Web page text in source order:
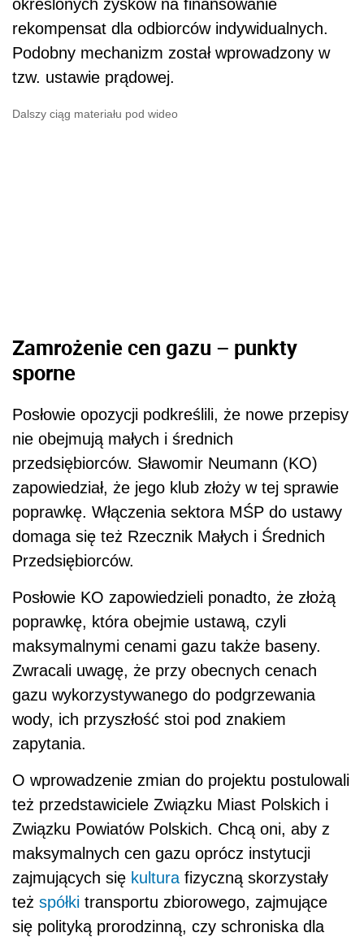
określonych zysków na finansowanie
rekompensat dla odbiorców indywidualnych.
Podobny mechanizm został wprowadzony w
tzw. ustawie prądowej.
Dalszy ciąg materiału pod wideo
Zamrożenie cen gazu – punkty
sporne
Posłowie opozycji podkreślili, że nowe przepisy
nie obejmują małych i średnich
przedsiębiorców. Sławomir Neumann (KO)
zapowiedział, że jego klub złoży w tej sprawie
poprawkę. Włączenia sektora MŚP do ustawy
domaga się też Rzecznik Małych i Średnich
Przedsiębiorców.
Posłowie KO zapowiedzieli ponadto, że złożą
poprawkę, która obejmie ustawą, czyli
maksymalnymi cenami gazu także baseny.
Zwracali uwagę, że przy obecnych cenach
gazu wykorzystywanego do podgrzewania
wody, ich przyszłość stoi pod znakiem
zapytania.
O wprowadzenie zmian do projektu postulowali
też przedstawiciele Związku Miast Polskich i
Związku Powiatów Polskich. Chcą oni, aby z
maksymalnych cen gazu oprócz instytucji
zajmujących się kultura fizyczną skorzystały
też spółki transportu zbiorowego, zajmujące
się polityką prorodzinną, czy schroniska dla